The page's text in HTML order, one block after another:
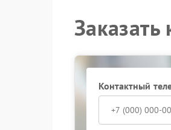
Заказать
Контактный